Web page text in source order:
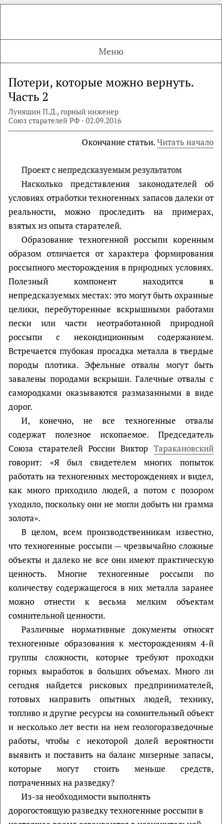
Меню
Потери, которые можно вернуть.
Часть 2
Луняшин П.Д., горный инженер
Союз старателей РФ · 02.09.2016
Окончание статьи.Читать начало
Проект с непредсказуемым результатом
Насколько представления законодателей об
условиях отработки техногенных запасов далеки от
реальности, можно проследить на примерах,
взятых из опыта старателей.
Образование техногенной россыпи коренным
образом отличается от характера формирования
россыпного месторождения в природных условиях.
Полезный компонент находится в
непредсказуемых местах: это могут быть охранные
целики, перебуторенные вскрышными работами
пески или части неотработанной природной
россыпи с некондиционным содержанием.
Встречается глубокая просадка металла в твердые
породы плотика. Эфельные отвалы могут быть
завалены породами вскрыши. Галечные отвалы с
самородками оказываются размазанными в виде
дорог.
И, конечно, не все техногенные отвалы
содержат полезное ископаемое. Председатель
Союза старателей России Виктор Таракановский
говорит: «Я был свидетелем многих попыток
работать на техногенных месторождениях и видел,
как много приходило людей, а потом с позором
уходило, поскольку они не могли добыть ни грамма
золота».
В целом, всем производственникам известно,
что техногенные россыпи — чрезвычайно сложные
объекты и далеко не все они имеют практическую
ценность. Многие техногенные россыпи по
количеству содержащегося в них металла заранее
можно отнести к весьма мелким объектам
сомнительной ценности.
Различные нормативные документы относят
техногенные образования к месторождениям 4-й
группы сложности, которые требуют проходки
горных выработок в больших объемах. Много ли
сегодня найдется рисковых предпринимателей,
готовых направить опытных людей, технику,
топливо и другие ресурсы на сомнительный объект
и несколько лет вести на нем геологоразведочные
работы, чтобы с некоторой долей вероятности
выявить и поставить на баланс мизерные запасы,
которые могут стоить меньше средств,
потраченных на разведку?
Из-за необходимости выполнять
дорогостоящую разведку техногенные россыпи в